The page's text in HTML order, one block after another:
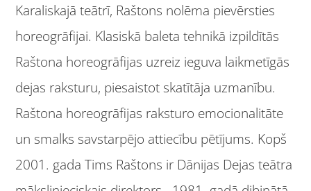
Karaliskajā teātrī, Raštons nolēma pievērsties
horeogrāfijai. Klasiskā baleta tehnikā izpildītās
Raštona horeogrāfijas uzreiz ieguva laikmetīgās
dejas raksturu, piesaistot skatītāja uzmanību.
Raštona horeogrāfijas raksturo emocionalitāte
un smalks savstarpējo attiecību pētījums. Kopš
2001. gada Tims Raštons ir Dānijas Dejas teātra